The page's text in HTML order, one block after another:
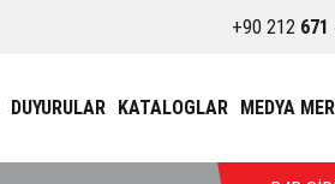
+90 212 671
DUYURULAR KATALOGLAR MEDYA